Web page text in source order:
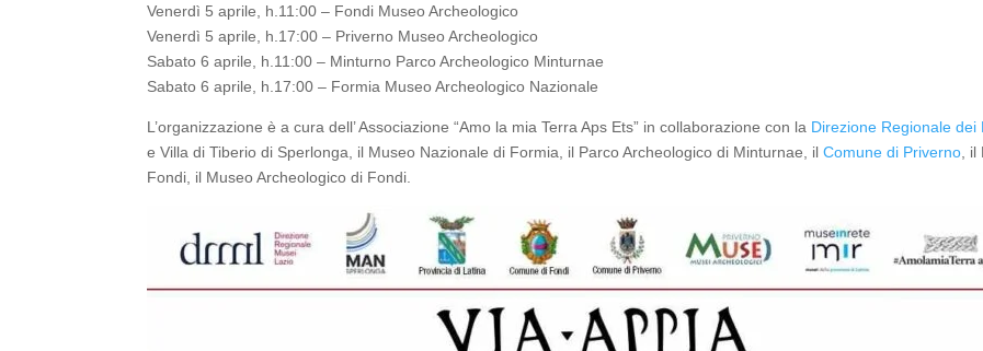
Venerdì 5 aprile, h.11:00 – Fondi Museo Archeologico
Venerdì 5 aprile, h.17:00 – Priverno Museo Archeologico
Sabato 6 aprile, h.11:00 – Minturno Parco Archeologico Minturnae
Sabato 6 aprile, h.17:00 – Formia Museo Archeologico Nazionale
L’organizzazione è a cura dell’ Associazione “Amo la mia Terra Aps Ets” in collaborazione con la Direzione Regionale dei
e Villa di Tiberio di Sperlonga, il Museo Nazionale di Formia, il Parco Archeologico di Minturnae, ilComune di Priverno ,
Fondi, il Museo Archeologico di Fondi.